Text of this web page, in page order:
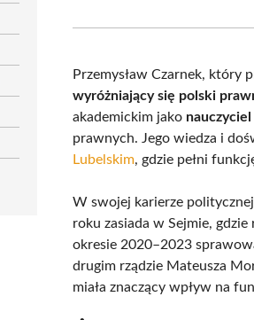
Przemysław Czarnek, który
wyróżniający się polski
akademickim jako
prawnych. Jego wiedza i
Lubelskim, gdzie pełni
W swojej karierze
roku zasiada w Sejmie,
okresie 2020–2023
drugim rządzie Mateusza
miała znaczący wpływ na